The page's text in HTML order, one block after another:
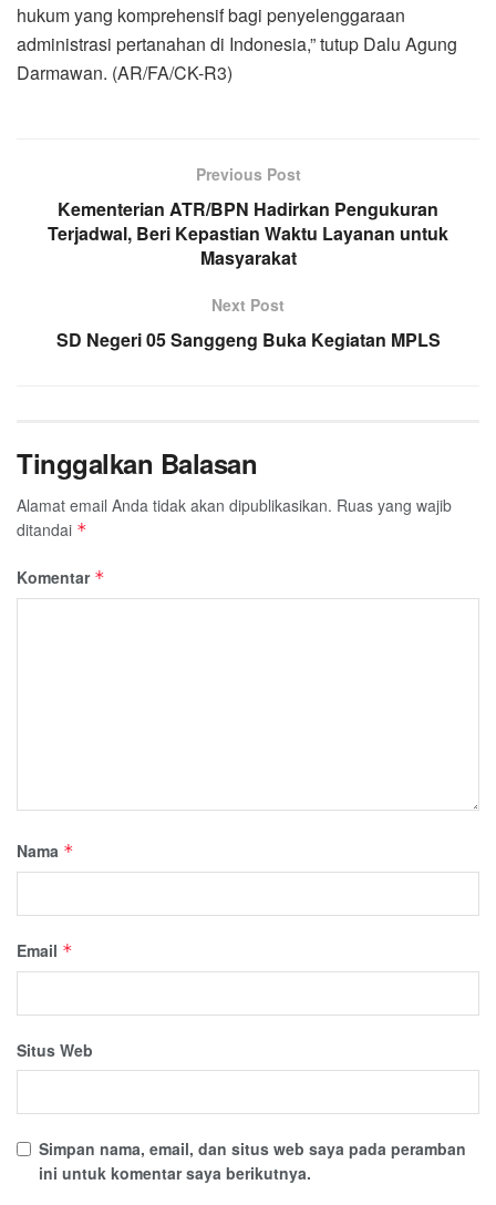
hukum yang komprehensif bagi penyelenggaraan
administrasi pertanahan di Indonesia,” tutup Dalu Agung
Darmawan. (AR/FA/CK-R3)
Previous Post
Kementerian ATR/BPN Hadirkan Pengukuran
Terjadwal, Beri Kepastian Waktu Layanan untuk
Masyarakat
Next Post
SD Negeri 05 Sanggeng Buka Kegiatan MPLS
Tinggalkan Balasan
Alamat email Anda tidak akan dipublikasikan. Ruas yang wajib
ditandai *
Komentar *
Nama *
Email *
Situs Web
Simpan nama, email, dan situs web saya pada peramban
ini untuk komentar saya berikutnya.